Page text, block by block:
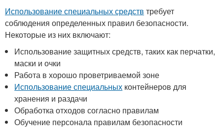
Использование специальных средств требует
соблюдения определенных правил безопасности.
Некоторые из них включают:
Использование защитных средств, таких как перчатки,
маски и очки
Работа в хорошо проветриваемой зоне
Использование специальных контейнеров для
хранения и раздачи
Обработка отходов согласно правилам
Обучение персонала правилам безопасности